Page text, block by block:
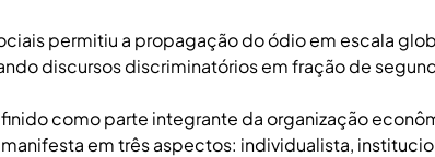
permitiu a propagação do ódio em escala
discursos discriminatórios em fração de
como parte integrante da organização
em três aspectos: individualista,